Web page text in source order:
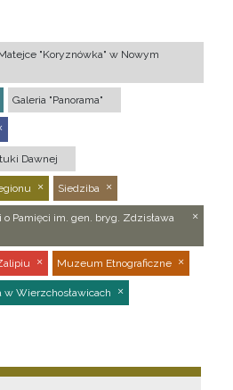
"Koryznówka" w Nowym
Galeria "Panorama"
Dawnej
Siedziba
Pamięci im. gen. bryg. Zdzisława
Muzeum Etnograficzne
Wierzchosławicach